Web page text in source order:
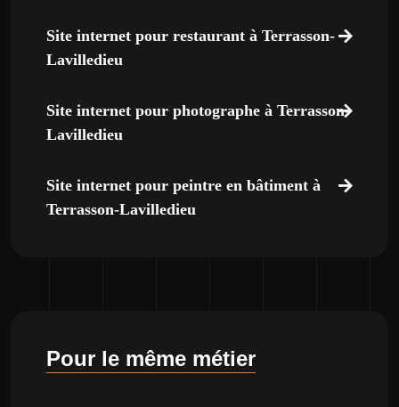
Site internet pour restaurant à Terrasson-
Lavilledieu
Site internet pour photographe à Terrasson-
Lavilledieu
Site internet pour peintre en bâtiment à
Terrasson-Lavilledieu
Pour le même métier